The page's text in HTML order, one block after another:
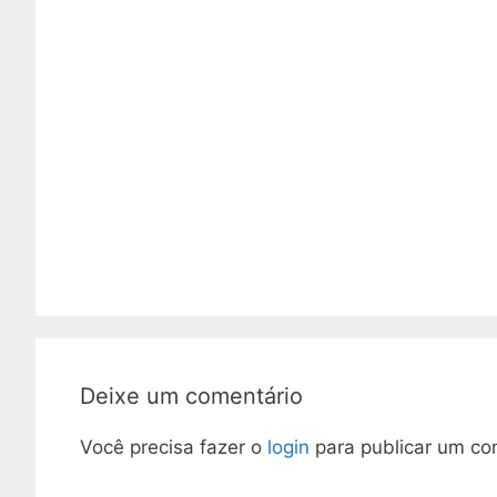
Deixe um comentário
Você precisa fazer o login para publicar um